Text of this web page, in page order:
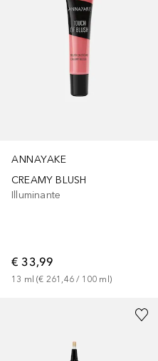
ANNAYAKE
CREAMY BLUSH
Illuminante
€ 33,99
13 ml (€ 261,46 / 100 ml)